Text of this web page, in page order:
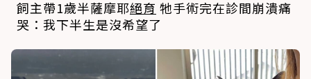
飼主帶1歲半薩摩耶絕育 牠手術完在診間崩潰痛
哭：我下半生是沒希望了